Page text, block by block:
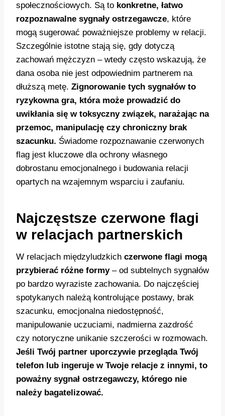
społecznościowych. Są to konkretne, łatwo
rozpoznawalne sygnały ostrzegawcze, które
mogą sugerować poważniejsze problemy w relacji.
Szczególnie istotne stają się, gdy dotyczą
zachowań mężczyzn – wtedy często wskazują, że
dana osoba nie jest odpowiednim partnerem na
dłuższą metę. Zignorowanie tych sygnałów to
ryzykowna gra, która może prowadzić do
uwikłania się w toksyczny związek, narażając na
przemoc, manipulację czy chroniczny brak
szacunku. Świadome rozpoznawanie czerwonych
flag jest kluczowe dla ochrony własnego
dobrostanu emocjonalnego i budowania relacji
opartych na wzajemnym wsparciu i zaufaniu.
Najczęstsze czerwone flagi
w relacjach partnerskich
W relacjach międzyludzkich czerwone flagi mogą
przybierać różne formy– od subtelnych sygnałów
po bardzo wyraziste zachowania. Do najczęściej
spotykanych należą kontrolujące postawy, brak
szacunku, emocjonalna niedostępność,
manipulowanie uczuciami, nadmierna zazdrość
czy notoryczne unikanie szczerości w rozmowach.
Jeśli Twój partner uporczywie przegląda Twój
telefon lub ingeruje w Twoje relacje z innymi, to
poważny sygnał ostrzegawczy, którego nie
należy bagatelizować.